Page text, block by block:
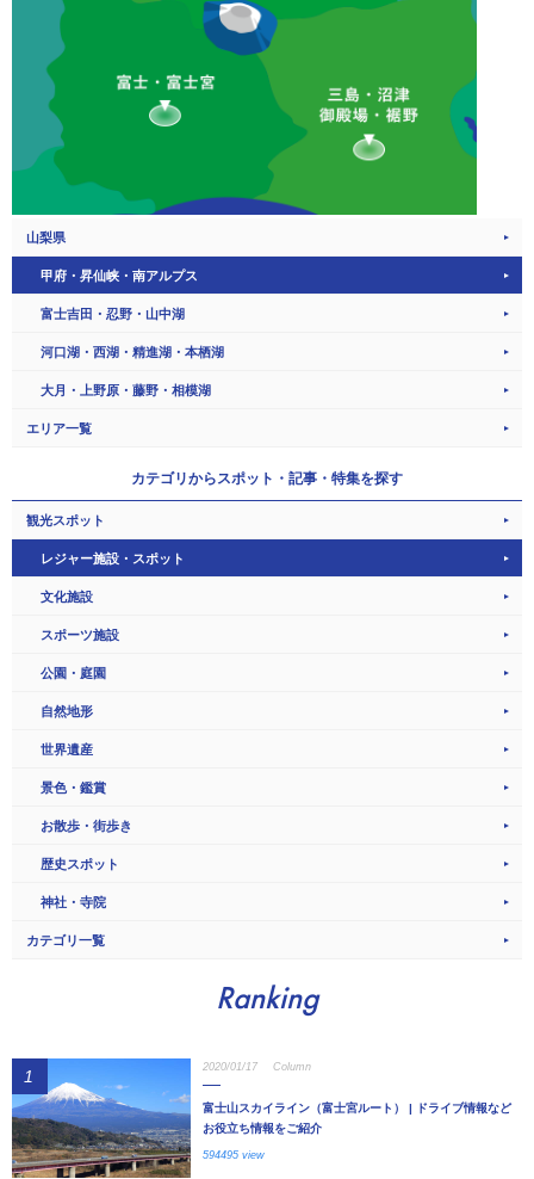
山梨県
甲府・昇仙峡・南アルプス
富士吉田・忍野・山中湖
河口湖・西湖・精進湖・本栖湖
大月・上野原・藤野・相模湖
エリア一覧
カテゴリからスポット・記事・特集を探す
観光スポット
レジャー施設・スポット
文化施設
スポーツ施設
公園・庭園
自然地形
世界遺産
景色・鑑賞
お散歩・街歩き
歴史スポット
神社・寺院
カテゴリ一覧
Ranking
1 2020/01/17 Column
富士山スカイライン（富士宮ルート） | ドライブ情報など
お役立ち情報をご紹介
594495 view